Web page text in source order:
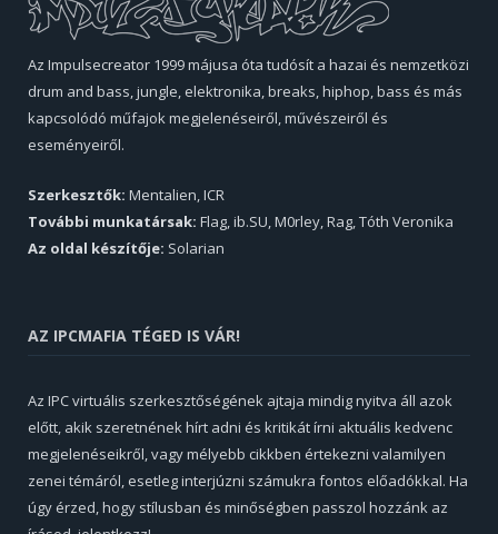
Az Impulsecreator 1999 májusa óta tudósít a hazai és nemzetközi
drum and bass, jungle, elektronika, breaks, hiphop, bass és más
kapcsolódó műfajok megjelenéseiről, művészeiről és
eseményeiről.
Szerkesztők: Mentalien, ICR
További munkatársak: Flag, ib.SU, M0rley, Rag, Tóth Veronika
Az oldal készítője: Solarian
AZ IPCMAFIA TÉGED IS VÁR!
Az IPC virtuális szerkesztőségének ajtaja mindig nyitva áll azok
előtt, akik szeretnének hírt adni és kritikát írni aktuális kedvenc
megjelenéseikről, vagy mélyebb cikkben értekezni valamilyen
zenei témáról, esetleg interjúzni számukra fontos előadókkal. Ha
úgy érzed, hogy stílusban és minőségben passzol hozzánk az